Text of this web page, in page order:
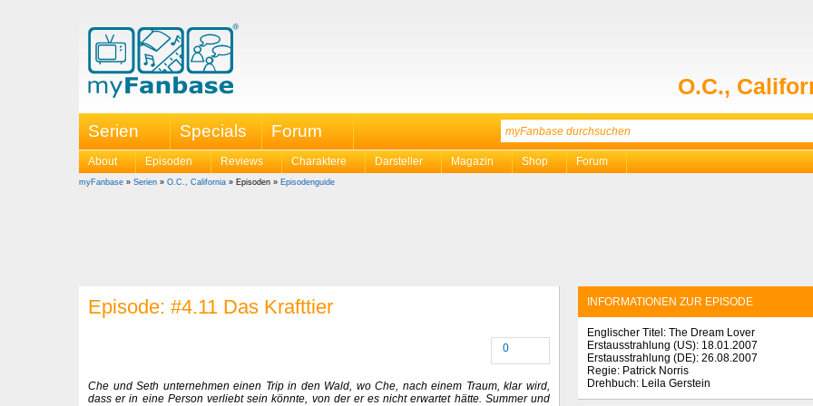
O.C.,
Serien Specials Forum
About Episoden Reviews Charaktere Darsteller Magazin Shop Forum
myFanbase » Serien » O.C., California » Episoden » Episodenguide
Episode: #4.11 Das Krafttier
0
Che und Seth unternehmen einen Trip in den Wald, wo Che, nach einem Traum, klar wird,
dass er in eine Person verliebt sein könnte, von der er es nicht erwartet hätte. Summer und
INFORMATIONEN ZUR EPISODE
Englischer Titel: The Dream Lover
Erstausstrahlung (US): 18.01.2007
Erstausstrahlung (DE): 26.08.2007
Regie: Patrick Norris
Drehbuch: Leila Gerstein